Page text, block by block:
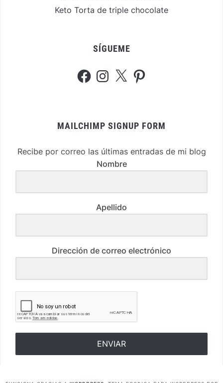
Keto Torta de triple chocolate
SÍGUEME
FacebookInstagram
X Pinterest
MAILCHIMP SIGNUP FORM
Recibe por correo las últimas entradas de mi blog
Nombre
Apellido
Dirección de correo electrónico
ENVIAR